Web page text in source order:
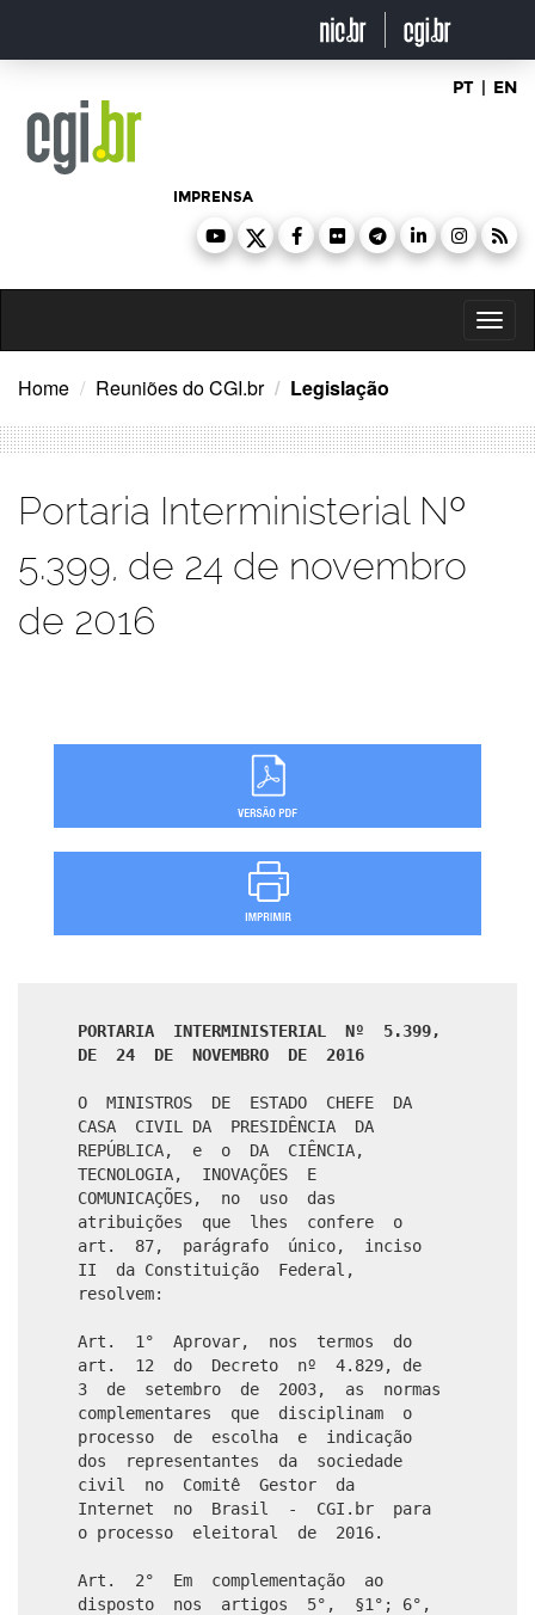
o
PT | EN
IMPRENSA
Home Reuniões do CGI.br Legislação
Portaria Interministerial Nº
5.399, de 24 de novembro
de 2016
PORTARIA INTERMINISTERIAL Nº 5.399,
DE 24 DE NOVEMBRO DE 2016
O MINISTROS DE ESTADO CHEFE DA
CASA CIVIL DA PRESIDÊNCIA DA
REPÚBLICA, e o DA CIÊNCIA,
TECNOLOGIA, INOVAÇÕES E
COMUNICAÇÕES, no uso das
atribuições que lhes confere o
art. 87, parágrafo único, inciso
II da Constituição Federal,
resolvem:
Art. 1° Aprovar, nos termos do
art. 12 do Decreto nº 4.829, de
3 de setembro de 2003, as normas
complementares que disciplinam o
processo de escolha e indicação
dos representantes da sociedade
civil no Comitê Gestor da
Internet no Brasil - CGI.br para
o processo eleitoral de 2016.
Art. 2° Em complementação ao
disposto nos artigos 5°, §1°; 6°,